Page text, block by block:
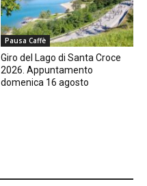
Pausa Caffè
Giro del Lago di Santa Croce
2026. Appuntamento
domenica 16 agosto